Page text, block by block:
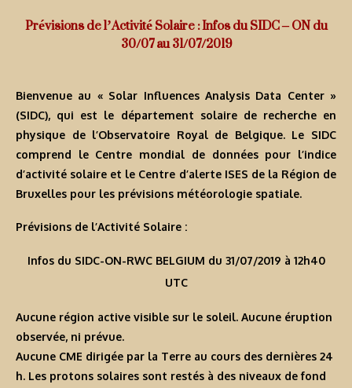
Prévisions de l’Activité Solaire : Infos du SIDC – ON du
30/07 au 31/07/2019
Bienvenue au « Solar Influences Analysis Data Center »
(SIDC), qui est le département solaire de recherche en
physique de l’Observatoire Royal de Belgique. Le SIDC
comprend le Centre mondial de données pour l’indice
d’activité solaire et le Centre d’alerte ISES de la Région de
Bruxelles pour les prévisions météorologie spatiale.
Prévisions de l’Activité Solaire :
Infos du SIDC-ON-RWC BELGIUM du 31/07/2019 à 12h40
UTC
Aucune région active visible sur le soleil. Aucune éruption
observée, ni prévue.
Aucune CME dirigée par la Terre au cours des dernières 24
h. Les protons solaires sont restés à des niveaux de fond